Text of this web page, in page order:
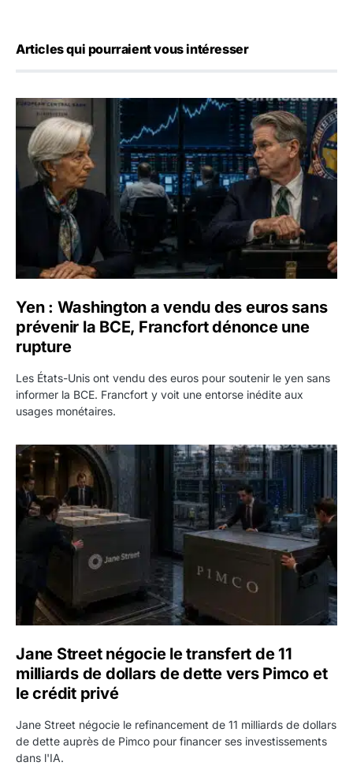
Articles qui pourraient vous intéresser
Yen : Washington a vendu des euros sans prévenir la
Yen : Washington a vendu des euros sans
prévenir la BCE, Francfort dénonce une
rupture
Les États-Unis ont vendu des euros pour soutenir le yen sans
informer la BCE. Francfort y voit une entorse inédite aux
usages monétaires.
Jane Street négocie le transfert de 11 milliards de
Jane Street négocie le transfert de 11
milliards de dollars de dette vers Pimco et
le crédit privé
Jane Street négocie le refinancement de 11 milliards de dollars
de dette auprès de Pimco pour financer ses investissements
dans l'IA.